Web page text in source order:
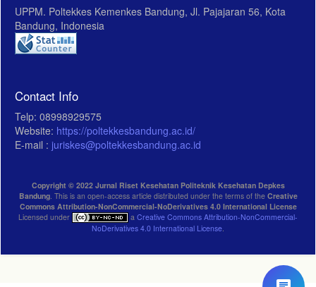
UPPM. Poltekkes Kemenkes Bandung, Jl. Pajajaran 56, Kota
Bandung, Indonesia
Contact Info
Telp: 08998929575
Website: https://poltekkesbandung.ac.id/
E-mail : juriskes@poltekkesbandung.ac.id
Copyright © 2022 Jurnal Riset Kesehatan Politeknik Kesehatan Depkes
Bandung. This is an open-access article distributed under the terms of the Creative
Commons Attribution-NonCommercial-NoDerivatives 4.0 International License
Licensed under
a Creative Commons Attribution-NonCommercial-
NoDerivatives 4.0 International License.